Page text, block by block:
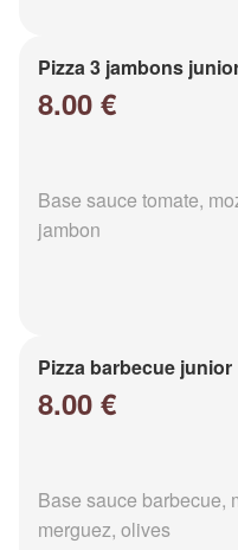
Pizza 3 jambons
8.00 €
Base sauce tomate,
jambon
Pizza barbecue junior
8.00 €
Base sauce barbecue,
merguez, olives